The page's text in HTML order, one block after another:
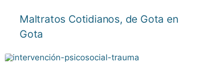
Maltratos Cotidianos, de Gota en
Gota